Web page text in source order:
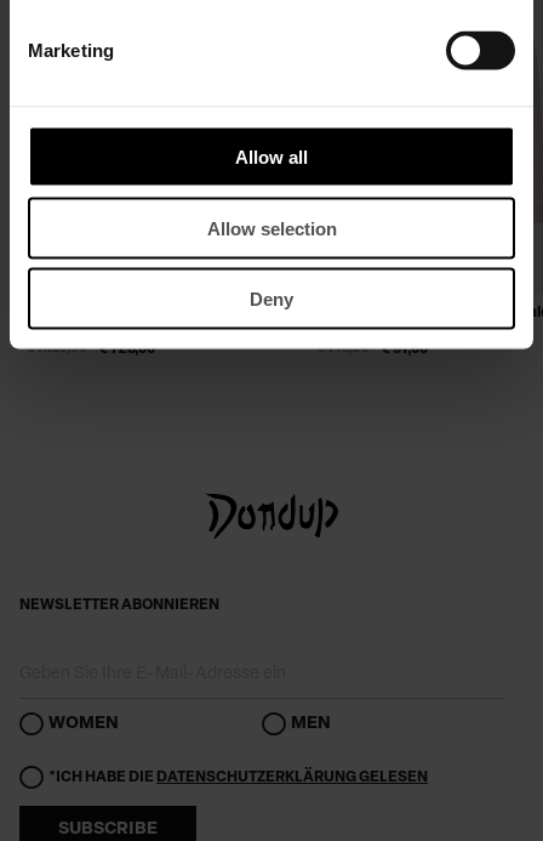
Marketing
Allow all
Allow selection
Deny
Bikerjacke in normaler Passform aus
Nappaleder mit Used-Effekt
€ 728,00
€ 1.120,00
Rundhals-Sweatshirt in
Passform aus Baumwolle
€ 91,00
€ 140,00
NEWSLETTER ABONNIEREN
WOMEN MEN
*ICH HABE DIE DATENSCHUTZERKLÄRUNG GELESEN
SUBSCRIBE